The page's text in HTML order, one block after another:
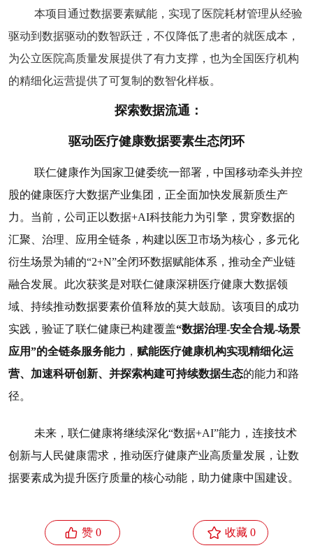
本项目通过数据要素赋能，实现了医院耗材管理从经验
驱动到数据驱动的数智跃迁，不仅降低了患者的就医成本，
为公立医院高质量发展提供了有力支撑，也为全国医疗机构
的精细化运营提供了可复制的数智化样板。
探索数据流通：
驱动医疗健康数据要素生态闭环
联仁健康作为国家卫健委统一部署，中国移动牵头并控
股的健康医疗大数据产业集团，正全面加快发展新质生产
力。当前，公司正以数据+AI科技能力为引擎，贯穿数据的
汇聚、治理、应用全链条，构建以医卫市场为核心，多元化
衍生场景为辅的“2+N”全闭环数据赋能体系，推动全产业链
融合发展。 此次获奖是对联仁健康深耕医疗健康大数据领
域、 持续推动数据要素价值释放的莫大鼓励。 该项目 的成功
实践，验证了联仁健康已构建覆盖“数据治理-安全合规-场景
应用”的全链条服务能力 ， 赋能医疗健康机构实现精细化运
营、加速科研创新、并探索构建可持续数据生态的能力和路
径。
未来，联仁健康将继续深化“数据+AI”能力，连接技术
创新与人民健康需求，推动医疗健康产业高质量发展，让数
据要素成为提升医疗质量的核心动能，助力健康中国建设。
 赞 0  收藏 0